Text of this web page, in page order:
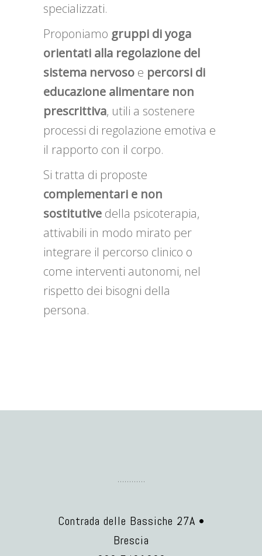
specializzati.
Proponiamo gruppi di yoga
orientati alla regolazione del
sistema nervoso e percorsi di
educazione alimentare non
prescrittiva, utili a sostenere
processi di regolazione emotiva e
il rapporto con il corpo.
Si tratta di proposte
complementari e non
sostitutive della psicoterapia,
attivabili in modo mirato per
integrare il percorso clinico o
come interventi autonomi, nel
rispetto dei bisogni della
persona.
Contrada delle Bassiche 27A •
Brescia